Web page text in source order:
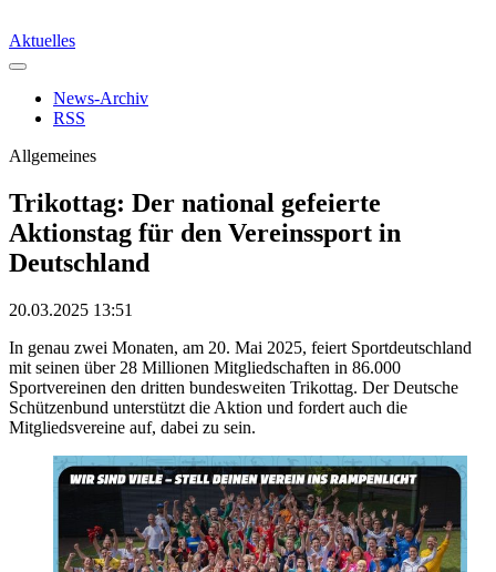
Aktuelles
News-Archiv
RSS
Allgemeines
Trikottag: Der national gefeierte
Aktionstag für den Vereinssport in
Deutschland
20.03.2025 13:51
In genau zwei Monaten, am 20. Mai 2025, feiert Sportdeutschland
mit seinen über 28 Millionen Mitgliedschaften in 86.000
Sportvereinen den dritten bundesweiten Trikottag. Der Deutsche
Schützenbund unterstützt die Aktion und fordert auch die
Mitgliedsvereine auf, dabei zu sein.